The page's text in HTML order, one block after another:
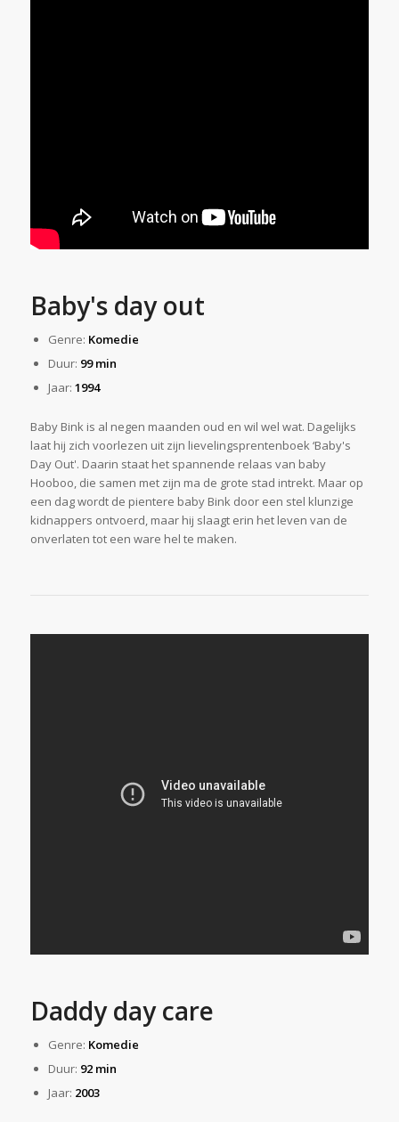
Baby's day out
Genre: Komedie
Duur: 99 min
Jaar: 1994
Baby Bink is al negen maanden oud en wil wel wat. Dagelijks
laat hij zich voorlezen uit zijn lievelingsprentenboek ‘Baby's
Day Out'. Daarin staat het spannende relaas van baby
Hooboo, die samen met zijn ma de grote stad intrekt. Maar op
een dag wordt de pientere baby Bink door een stel klunzige
kidnappers ontvoerd, maar hij slaagt erin het leven van de
onverlaten tot een ware hel te maken.
Daddy day care
Genre: Komedie
Duur: 92 min
Jaar: 2003